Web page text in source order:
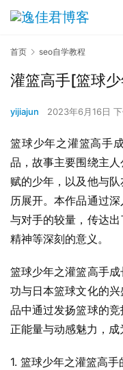
首页 seo自学教程
灌篮高手[篮球
yijiajun 2023年6月16日
篮球少年之灌篮高手
品，故事主要围绕主
赋的少年，以及他与
历展开。本作品通过
与对手的较量，传达
精神等深刻的意义。
篮球少年之灌篮高手
功与日本篮球文化的
品中通过发扬篮球的
正能量与动感魅力，成
1. 篮球少年之灌篮高手